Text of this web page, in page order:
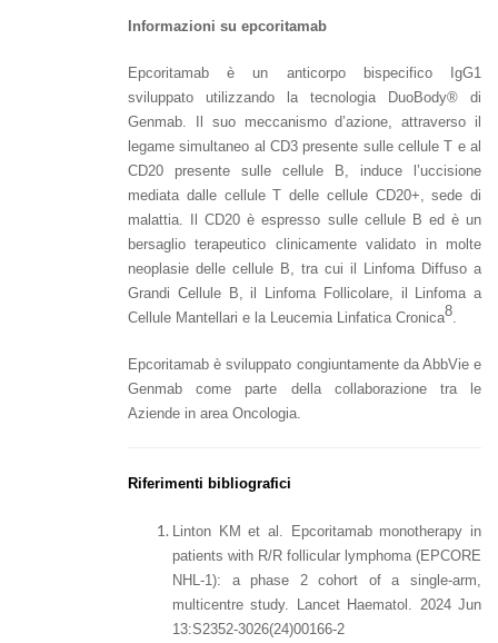
Informazioni su epcoritamab
Epcoritamab è un anticorpo bispecifico IgG1
sviluppato utilizzando la tecnologia DuoBody® di
Genmab. Il suo meccanismo d’azione, attraverso il
legame simultaneo al CD3 presente sulle cellule T e al
CD20 presente sulle cellule B, induce l’uccisione
mediata dalle cellule T delle cellule CD20+, sede di
malattia. Il CD20 è espresso sulle cellule B ed è un
bersaglio terapeutico clinicamente validato in molte
neoplasie delle cellule B, tra cui il Linfoma Diffuso a
Grandi Cellule B, il Linfoma Follicolare, il Linfoma a
Cellule Mantellari e la Leucemia Linfatica Cronica8
Epcoritamab è sviluppato congiuntamente da AbbVie e
Genmab come parte della collaborazione tra le
Aziende in area Oncologia.
Riferimenti bibliografici
Linton KM et al. Epcoritamab monotherapy in
patients with R/R follicular lymphoma (EPCORE
NHL-1): a phase 2 cohort of a single-arm,
multicentre study. Lancet Haematol. 2024 Jun
13:S2352-3026(24)00166-2